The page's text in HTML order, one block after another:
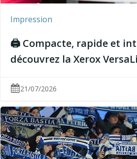
Impression
🖨️ Compacte, rapide et
découvrez la Xerox
21/07/2026